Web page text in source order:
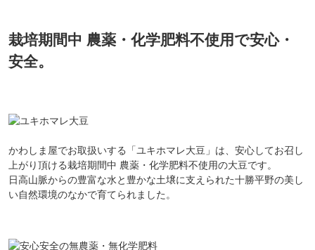
栽培期間中 農薬・化学肥料不使用で安心・
安全。
かわしま屋でお取扱いする「ユキホマレ大豆」は、安心してお召し
上がり頂ける栽培期間中 農薬・化学肥料不使用の大豆です。
日高山脈からの豊富な水と豊かな土壌に支えられた十勝平野の美し
い自然環境のなかで育てられました。